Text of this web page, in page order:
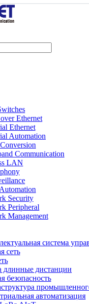
Ethernet
Ethernet
Automation
Communication
LAN
Security
Peripheral
Management
система
сеть
длинные дистанции
безопасность
автоматизация